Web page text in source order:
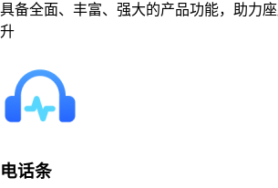
具备全面、丰富、强大的产品功能，助力
升
电话条